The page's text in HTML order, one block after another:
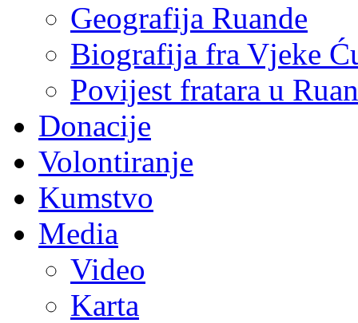
Geografija Ruande
Biografija fra Vjeke
Povijest fratara u
Donacije
Volontiranje
Kumstvo
Media
Video
Karta